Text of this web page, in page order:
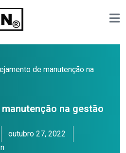
de manutenção na
na gestão
outubro 27, 2022